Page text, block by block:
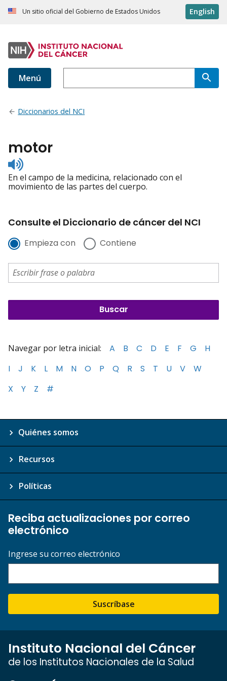
Un sitio oficial del Gobierno de Estados Unidos English
Menú
Diccionarios del NCI
motor
Listen
to
pronunciation
En el campo de la medicina, relacionado con el
movimiento de las partes del cuerpo.
Consulte el Diccionario de cáncer del NCI
Empieza con Contiene
Navegar por letra inicial: A B C D E F G
H
I
J K L M N O P Q R S T U V
W
X
Y Z #
Quiénes somos
Recursos
Políticas
Reciba actualizaciones por correo
electrónico
Ingrese su correo electrónico
Suscríbase
Instituto Nacional del Cáncer
de los Institutos Nacionales de la Salud